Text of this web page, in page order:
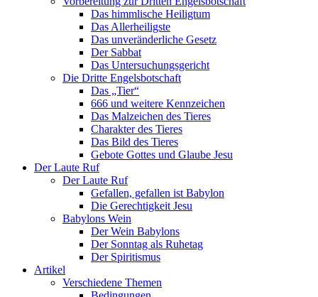
Das himmlische Heiligtum
Das Allerheiligste
Das unveränderliche Gesetz
Der Sabbat
Das Untersuchungsgericht
Die Dritte Engelsbotschaft
Das „Tier“
666 und weitere Kennzeichen
Das Malzeichen des Tieres
Charakter des Tieres
Das Bild des Tieres
Gebote Gottes und Glaube Jesu
Der Laute Ruf
Der Laute Ruf
Gefallen, gefallen ist Babylon
Die Gerechtigkeit Jesu
Babylons Wein
Der Wein Babylons
Der Sonntag als Ruhetag
Der Spiritismus
Artikel
Verschiedene Themen